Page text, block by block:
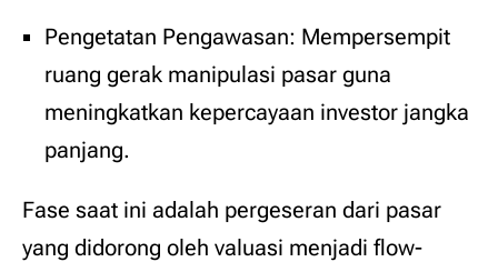
Pengetatan Pengawasan: Mempersempit
ruang gerak manipulasi pasar guna
meningkatkan kepercayaan investor jangka
panjang.
Fase saat ini adalah pergeseran dari pasar
yang didorong oleh valuasi menjadi flow-